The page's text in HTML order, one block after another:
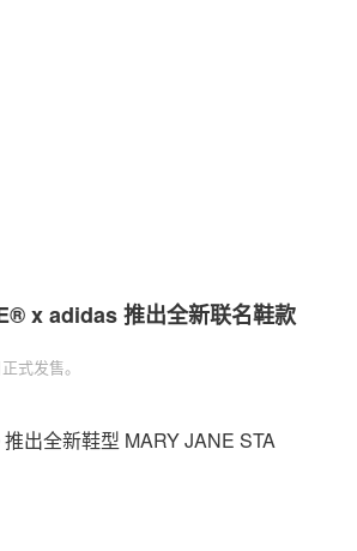
x adidas 推出全新联名鞋款
式发售。